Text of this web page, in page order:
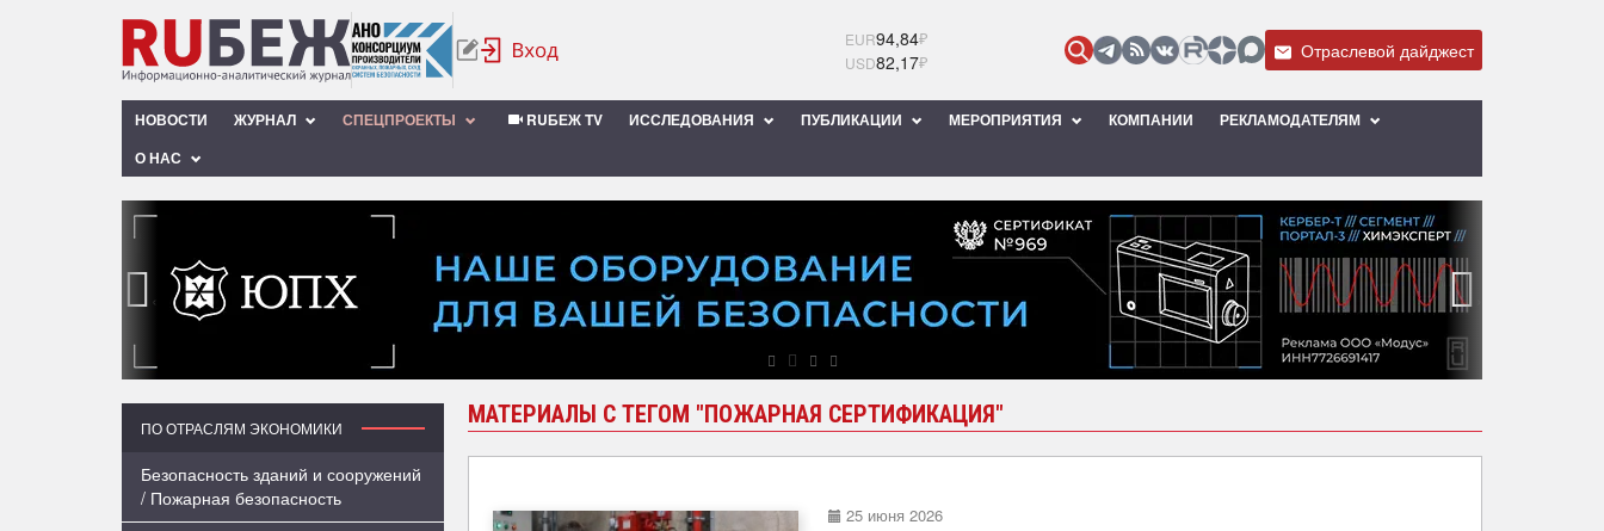
EUR94,84₽
USD82,17₽ Отраслевой дайджест
НОВОСТИ ЖУРНАЛ СПЕЦПРОЕКТЫ RUБЕЖ TV ИССЛЕДОВАНИЯ ПУБЛИКАЦИИ МЕРОПРИЯТИЯ КОМПАНИИ
РЕКЛАМОДАТЕЛЯМ
О НАС
‹
ПО ОТРАСЛЯМ ЭКОНОМИКИ
Безопасность зданий и сооружений
/ Пожарная безопасность
МАТЕРИАЛЫ С ТЕГОМ "ПОЖАРНАЯ СЕРТИФИКАЦИЯ"
25 июня 2026